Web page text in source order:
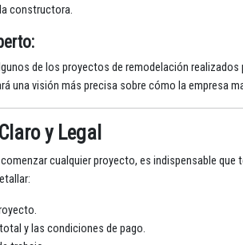
constructora.
:
de los proyectos de remodelación
una visión más precisa sobre cómo la empresa
y Legal
cualquier proyecto, es indispensable que
y las condiciones de pago.